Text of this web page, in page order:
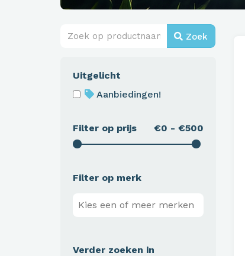
Zoek
Uitgelicht
Aanbiedingen!
€0 - €500
Filter op prijs
Filter op merk
Verder zoeken in